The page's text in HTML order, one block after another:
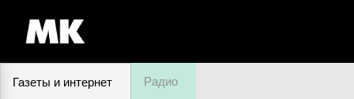
Газеты и интернет Радио